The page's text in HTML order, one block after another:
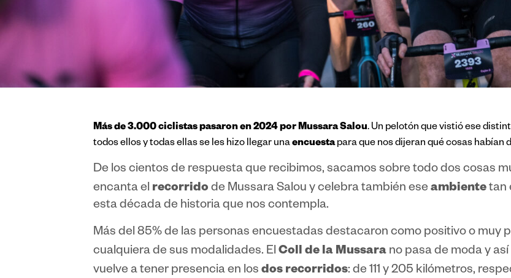
Más de 3.000 ciclistas pasaron en 2024 por Mussara Salou. Un pelotón que vistió ese
todos ellos y todas ellas se les hizo llegar unaencuestapara que nos dijeran qué cosas habían
De los cientos de respuesta que recibimos, sacamos sobre todo dos cosas
encanta el recorrido de Mussara Salou y celebra también ese ambientetan
esta década de historia que nos contempla.
Más del 85% de las personas encuestadas destacaron como positivo o muy
cualquiera de sus modalidades. El Coll de la Mussara no pasa de moda y
vuelve a tener presencia en los dos recorridos: de 111 y 205 kilómetros,